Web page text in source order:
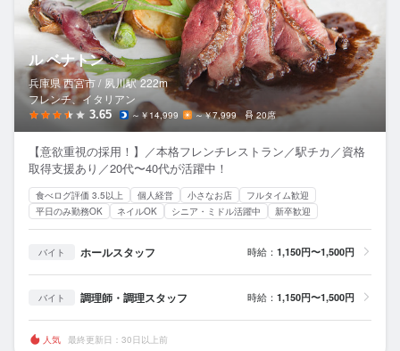
ル ベナトン
兵庫県 西宮市 / 夙川駅 222m
フレンチ、イタリアン
3.65 ～￥14,999 ～￥7,999 20席
【意欲重視の採用！】／本格フレンチレストラン／駅チカ／資格
取得支援あり／20代〜40代が活躍中！
食べログ評価 3.5以上 個人経営 小さなお店
フルタイム歓迎
平日のみ勤務OK
ネイルOK シニア・ミドル活躍中 新卒歓迎
バイト ホールスタッフ 時給： 1,150円〜1,500円
バイト 調理師・調理スタッフ 時給： 1,150円〜1,500円
人気 最終更新日：30日以上前